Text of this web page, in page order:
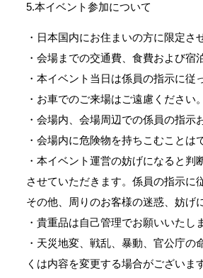
5.本イベント参加について
・日本国内にお住まいの方に限定さ
・会場までの交通費、食費および宿
・本イベント当日は係員の指示に従
・お車でのご来場はご遠慮ください
・会場内、会場周辺での係員の指示
・会場内に危険物を持ちこむことは
・本イベント運営の妨げになると
させていただきます。係員の指示に
その他、周りのお客様の迷惑、妨げ
・貴重品は自己管理でお願いいた
・天災地変、戦乱、暴動、官公庁
くは内容を変更する場合がございま